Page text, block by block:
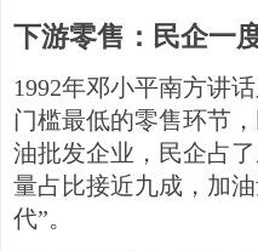
下游零售：民企一
1992年邓小平南方讲
门槛最低的零售环节
油批发企业，民企占
量占比接近九成，加
代”。